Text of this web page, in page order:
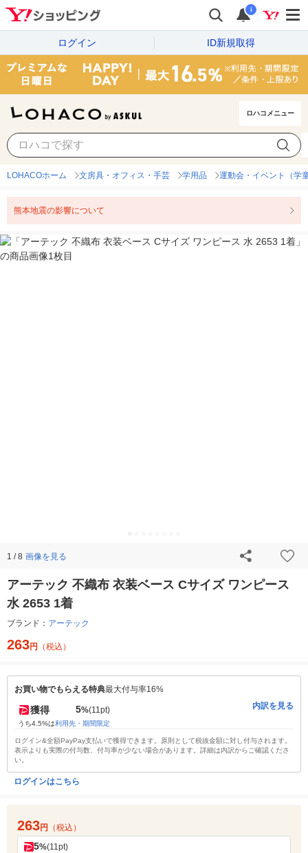
i
ログイン ID新規取得
ロハコメニュー
LOHACOホーム 文房具・オフィス・手芸 学用品 運動会・イベント（学
熊本地震の影響について
1 / 8 画像を見る
アーテック 不織布 衣装ベース Cサイズ ワンピース
水 2653 1着
ブランド： アーテック
263円 （税込）
お買い物でもらえる特典最大付与率16%
獲得 5%(11pt)
うち4.5%は利用先・期間限定
内訳を見る
ログイン&全額PayPay支払いで獲得できます。原則として税抜金額に対し付与されます。
表示よりも実際の付与数、付与率が少ない場合があります。詳細は内訳からご確認くださ
い。
ログインはこちら
263円 （税込）
5%(11pt)